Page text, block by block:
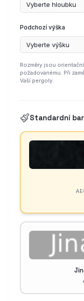
Vyberte hloubku
Podchozí výška
Vyberte výšku
Rozměry jsou
požadovanému. Při
Vaší pergoly.
Standardní